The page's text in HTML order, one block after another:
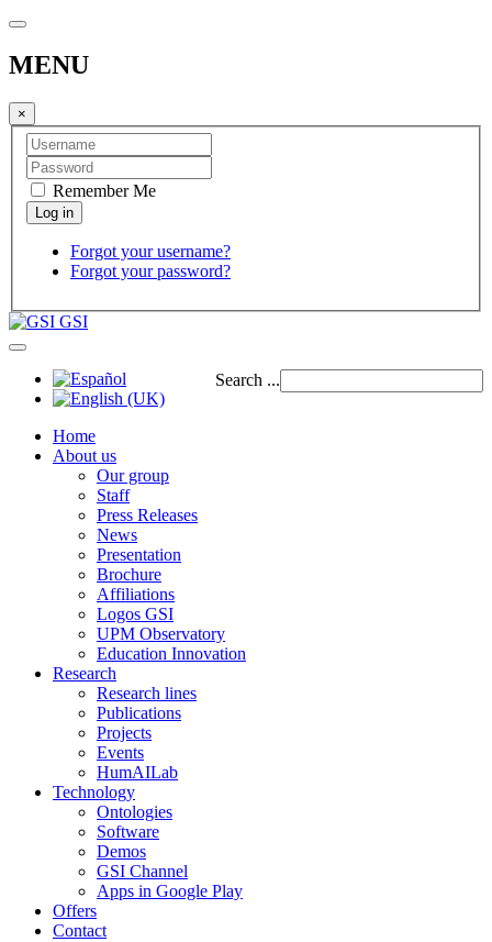
MENU
×
Remember Me
Forgot your username?
Forgot your password?
GSI
Search ...
Home
About us
Our group
Staff
Press Releases
News
Presentation
Brochure
Affiliations
Logos GSI
UPM Observatory
Education Innovation
Research
Research lines
Publications
Projects
Events
HumAILab
Technology
Ontologies
Software
Demos
GSI Channel
Apps in Google Play
Offers
Contact